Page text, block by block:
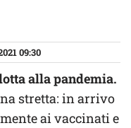
09:30
alla pandemia.
stretta: in arrivo
ai vaccinati e